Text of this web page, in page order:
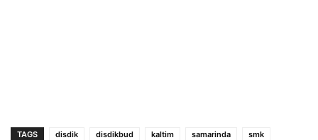
TAGS disdik disdikbud kaltim samarinda smk